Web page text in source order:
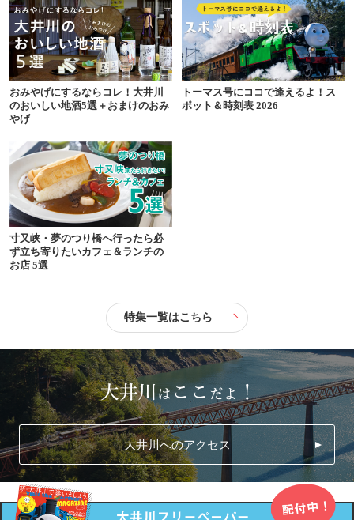
おみやげにするならコレ！大井川
のおいしい地酒5選＋おまけのおみ
やげ
トーマス号にココで逢えるよ！ス
ポット＆時刻表 2026
寸又峡・夢のつり橋へ行ったら必
ず立ち寄りたいカフェ＆ランチの
お店 5選
特集一覧はこちら
大井川へのアクセス